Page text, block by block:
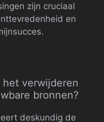
zijn cruciaal
en
het verwijderen
bronnen?
deskundig de